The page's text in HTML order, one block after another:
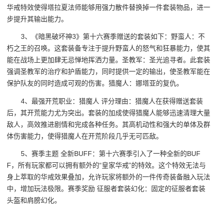
华戒特效使得塔拉夏法师能够用强力散件替换掉一件套装物品，进一
步提升其输出能力。
3、《暗黑破坏神3》第十六赛季赠送的套装如下：野蛮人：不
朽之王的召唤。这套装备专注于提升野蛮人的怒气和狂暴能力，使其
能在战场上更加肆无忌惮地挥洒力量。圣教军：圣光追寻者。此套装
强调圣教军的治疗和护盾能力，同时提供一定的输出，使圣教军能在
保护队友的同时造成可观的伤害。猎魔人：娜塔亚的复仇。
4、最强开荒职业：猎魔人 评分理由：猎魔人在获得赠送套装
后，其开荒能力尤为突出。套装的加成使得猎魔人能够迅速清理大量
敌人，高效推进剧情和完成各种任务。其高机动性和强大的单体及群
体伤害能力，使得猎魔人在开荒阶段几乎无可匹敌。
5、赛季主题 全新BUFF：第十六赛季引入了一种全新的BUF
F，所有玩家都可以拥有额外的“皇家华戒”的特效。这个特效无法与
身上萃取的华戒效果叠加，允许玩家将额外的一件传奇装备融入玩法
中，增加玩法极限。赛季奖励 征服者套装幻化：固定的征服者套装
头盔和肩膀幻化。